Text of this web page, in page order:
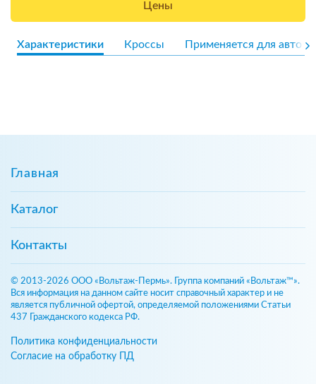
Цены
Характеристики Кроссы Применяется для авто
Главная
Каталог
Контакты
© 2013-2026 ООО «Вольтаж-Пермь». Группа компаний «Вольтаж™».
Вся информация на данном сайте носит справочный характер и не
является публичной офертой, определяемой положениями Статьи
437 Гражданского кодекса РФ.
Политика конфиденциальности
Согласие на обработку ПД